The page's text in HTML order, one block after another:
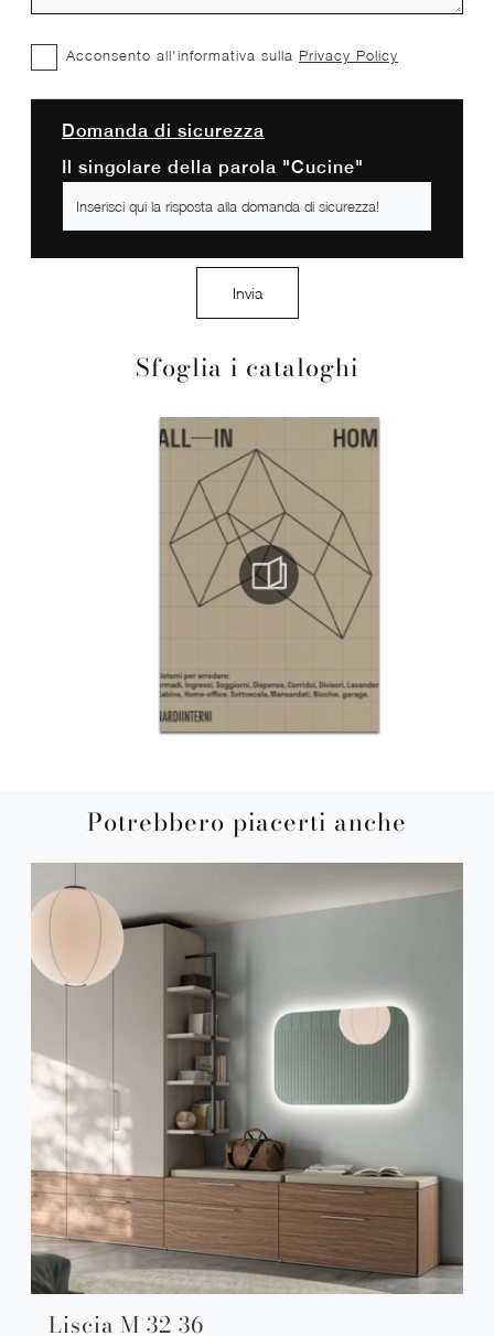
Sfoglia i cataloghi
Acconsento all'informativa sulla Privacy Policy
Domanda di sicurezza
Il singolare della parola "Cucine"
Invia
Potrebbero piacerti anche
Liscia M 32 36